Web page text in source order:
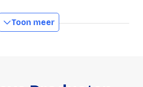
550 mm
4007885005676
Toon meer